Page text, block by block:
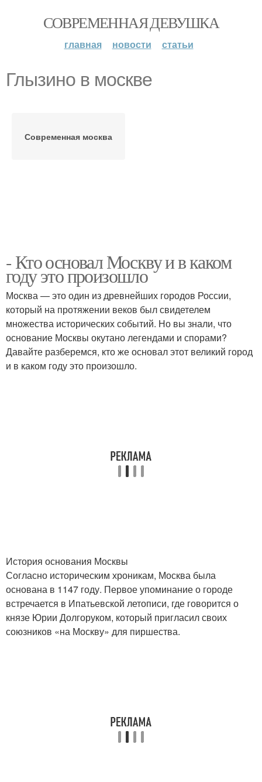
СОВРЕМЕННАЯ ДЕВУШКА
главная новости статьи
Глызино в москве
Современная москва
- Кто основал Москву и в каком
году это произошло
Москва — это один из древнейших городов России,
который на протяжении веков был свидетелем
множества исторических событий. Но вы знали, что
основание Москвы окутано легендами и спорами?
Давайте разберемся, кто же основал этот великий город
и в каком году это произошло.
История основания Москвы
Согласно историческим хроникам, Москва была
основана в 1147 году. Первое упоминание о городе
встречается в Ипатьевской летописи, где говорится о
князе Юрии Долгоруком, который пригласил своих
союзников «на Москву» для пиршества.